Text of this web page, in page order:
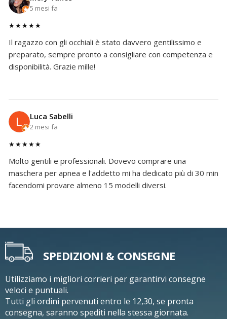
5 mesi fa
★★★★★
Il ragazzo con gli occhiali è stato davvero gentilissimo e
preparato, sempre pronto a consigliare con competenza e
disponibilità. Grazie mille!
Luca Sabelli
2 mesi fa
★★★★★
Molto gentili e professionali. Dovevo comprare una
maschera per apnea e l'addetto mi ha dedicato più di 30 min
facendomi provare almeno 15 modelli diversi.
SPEDIZIONI & CONSEGNE
Utilizziamo i migliori corrieri per garantirvi consegne
veloci e puntuali.
Tutti gli ordini pervenuti entro le 12,30, se pronta
consegna, saranno spediti nella stessa giornata.